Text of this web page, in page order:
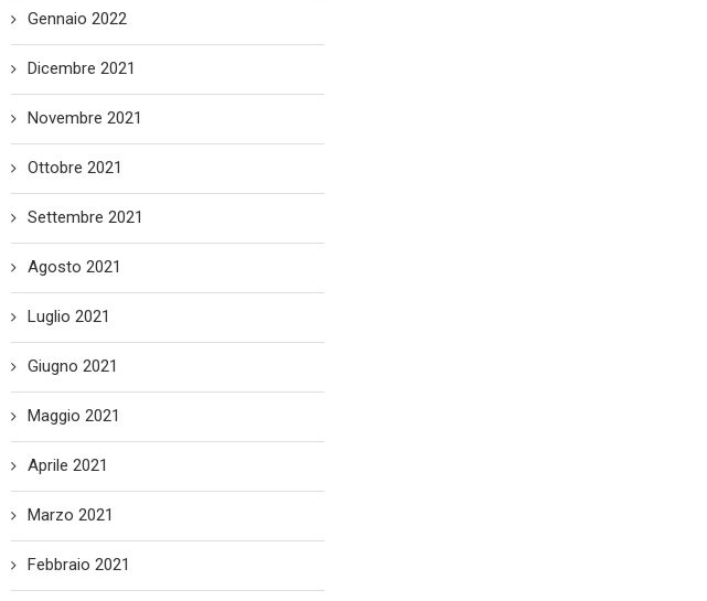
Gennaio 2022
Dicembre 2021
Novembre 2021
Ottobre 2021
Settembre 2021
Agosto 2021
Luglio 2021
Giugno 2021
Maggio 2021
Aprile 2021
Marzo 2021
Febbraio 2021